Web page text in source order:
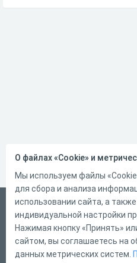
Русский
Справка
Форма обратной связи
О файлах «Cookie» и
Мы используем файлы
для сбора и анализа
использовании сайта, а
индивидуальной настройки
Нажимая кнопку «Принять»
сайтом, вы соглашаетесь на
данных метрических систем.